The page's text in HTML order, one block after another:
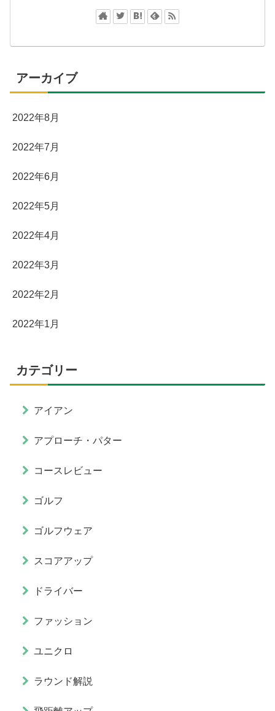
アーカイブ
2022年8月
2022年7月
2022年6月
2022年5月
2022年4月
2022年3月
2022年2月
2022年1月
カテゴリー
アイアン
アプローチ・パター
コースレビュー
ゴルフ
ゴルフウェア
スコアアップ
ドライバー
ファッション
ユニクロ
ラウンド解説